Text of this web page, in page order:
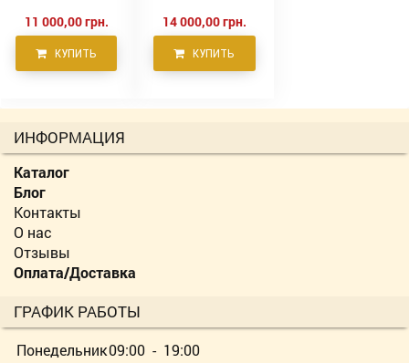
11 000,00 грн.
КУПИТЬ
14 000,00 грн.
КУПИТЬ
ИНФОРМАЦИЯ
Каталог
Блог
Контакты
О нас
Отзывы
Оплата/Доставка
ГРАФИК РАБОТЫ
Понедельник09:00 - 19:00